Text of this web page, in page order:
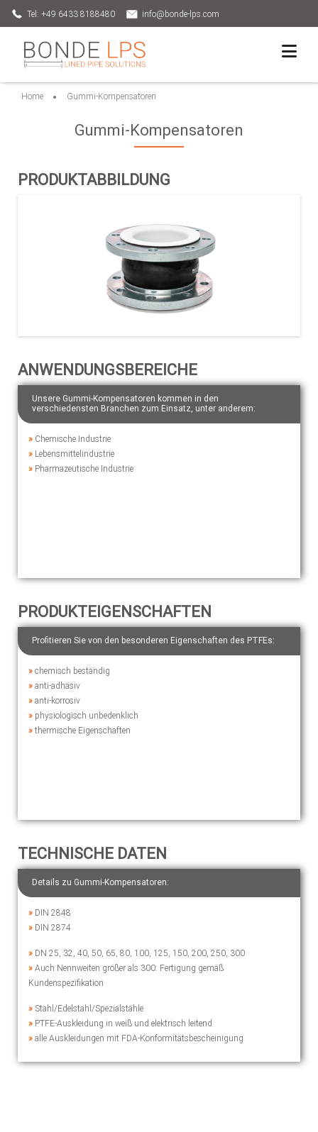
Tel: +49 6433 8188480 info@bonde-lps.com
Home Gummi-Kompensatoren
Gummi-Kompensatoren
PRODUKTABBILDUNG
ANWENDUNGSBEREICHE
Unsere Gummi-Kompensatoren kommen in den
verschiedensten Branchen zum Einsatz, unter anderem:
» Chemische Industrie
» Lebensmittelindustrie
» Pharmazeutische Industrie
PRODUKTEIGENSCHAFTEN
Profitieren Sie von den besonderen Eigenschaften des PTFEs:
» chemisch beständig
» anti-adhäsiv
» anti-korrosiv
» physiologisch unbedenklich
» thermische Eigenschaften
TECHNISCHE DATEN
Details zu Gummi-Kompensatoren:
» DIN 2848
» DIN 2874
» DN 25, 32, 40, 50, 65, 80, 100, 125, 150, 200, 250, 300
» Auch Nennweiten größer als 300: Fertigung gemäß
Kundenspezifikation
» Stahl/Edelstahl/Spezialstähle
» PTFE-Auskleidung in weiß und elektrisch leitend
» alle Auskleidungen mit FDA-Konformitätsbescheinigung